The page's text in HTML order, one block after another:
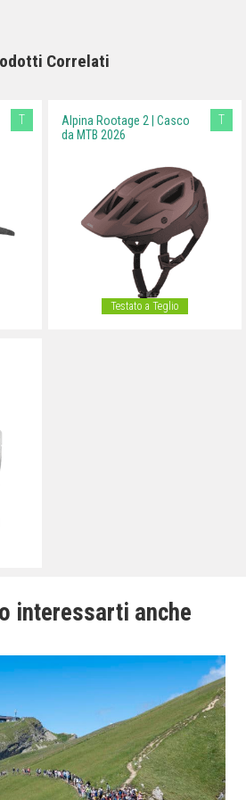
progettato per
in strada che in montagna.
Correlati
T
Alpina Rootage 2 | Casco
da MTB 2026
T
Testato a Teglio
interessarti anche